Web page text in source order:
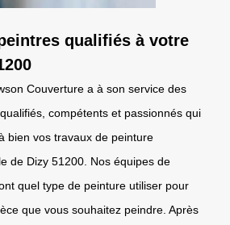
qualifiés à votre
Couverture a à son service des
compétents et passionnés qui
bien vos travaux de peinture
de Dizy 51200. Nos équipes de
quel type de peinture utiliser pour
que vous souhaitez peindre. Après